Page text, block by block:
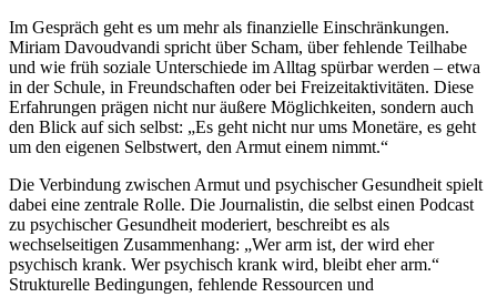
Im Gespräch geht es um mehr als finanzielle Einschränkungen.
Miriam Davoudvandi spricht über Scham, über fehlende Teilhabe
und wie früh soziale Unterschiede im Alltag spürbar werden – etwa
in der Schule, in Freundschaften oder bei Freizeitaktivitäten. Diese
Erfahrungen prägen nicht nur äußere Möglichkeiten, sondern auch
den Blick auf sich selbst: „Es geht nicht nur ums Monetäre, es geht
um den eigenen Selbstwert, den Armut einem nimmt.“
Die Verbindung zwischen Armut und psychischer Gesundheit spielt
dabei eine zentrale Rolle. Die Journalistin, die selbst einen Podcast
zu psychischer Gesundheit moderiert, beschreibt es als
wechselseitigen Zusammenhang: „Wer arm ist, der wird eher
psychisch krank. Wer psychisch krank wird, bleibt eher arm.“
Strukturelle Bedingungen, fehlende Ressourcen und